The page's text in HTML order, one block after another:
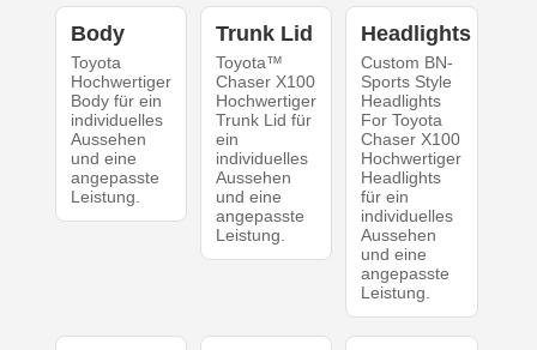
Body
Toyota
Hochwertiger
Body für ein
individuelles
Aussehen
und eine
angepasste
Leistung.
Trunk Lid
Toyota™
Chaser X100
Hochwertiger
Trunk Lid für
ein
individuelles
Aussehen
und eine
angepasste
Leistung.
Headlights
Custom BN-
Sports Style
Headlights
For Toyota
Chaser X100
Hochwertiger
Headlights
für ein
individuelles
Aussehen
und eine
angepasste
Leistung.